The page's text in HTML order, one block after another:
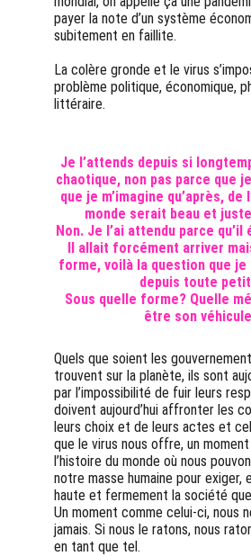
payer la note d’un système
subitement en faillite.
La colère gronde et le virus
problème politique, économique,
littéraire.
Je l’attends depuis si
chaotique, non pas parce que
que je m’imagine qu’après,
monde serait beau et
Non. Je l’ai attendu parce
Il allait forcément arriver
forme, voilà la question que je
depuis toute
Sous quelle forme? Quelle
être son
Quels que soient les
trouvent sur la planète, ils sont
par l’impossibilité de fuir leurs
doivent aujourd’hui affronter les
leurs choix et de leurs actes et
que le virus nous offre, un moment
l’histoire du monde où nous
notre masse humaine pour exiger,
haute et fermement la société
Un moment comme celui-ci, nous
jamais. Si nous le ratons, nous
en tant que tel.